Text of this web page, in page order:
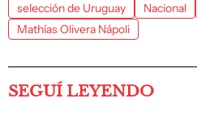
selección de Uruguay Nacional
Mathías Olivera Nápoli
SEGUÍ LEYENDO